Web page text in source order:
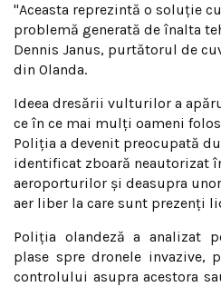
"Aceasta reprezintă o soluţie
problemă generată de înalta
Dennis Janus, purtătorul de
din Olanda.
Ideea dresării vulturilor a
ce în ce mai mulţi oameni
Poliţia a devenit preocupată
identificat zboară neautorizat
aeroporturilor şi deasupra
aer liber la care sunt prezenţi
Poliţia olandeză a analizat
plase spre dronele invazive,
controlului asupra acestora